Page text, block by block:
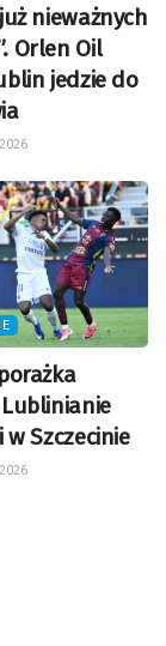
nieważnych
Orlen Oil
jedzie do
Szczecinie